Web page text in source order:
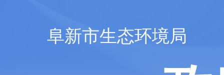
阜新市生态环境局